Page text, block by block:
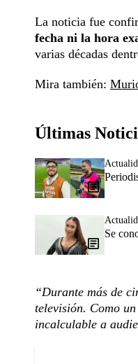
La noticia fue
fecha ni la hora
varias décadas
Mira también:
Últimas
Se
“Durante más de
televisión. Como
incalculable a